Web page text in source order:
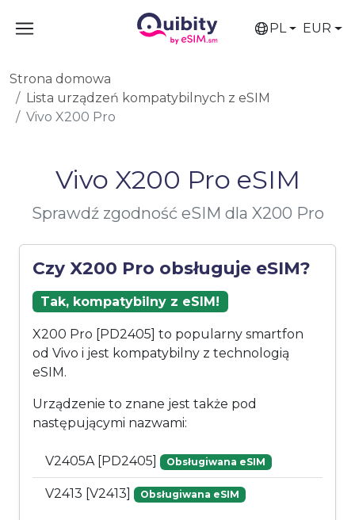
PL EUR
Strona domowa
Lista urządzeń kompatybilnych z eSIM
Vivo X200 Pro
Vivo X200 Pro eSIM
Sprawdź zgodność eSIM dla X200 Pro
Czy X200 Pro obsługuje eSIM?
Tak, kompatybilny z eSIM!
X200 Pro [PD2405] to popularny smartfon
od Vivo i jest kompatybilny z technologią
eSIM.
Urządzenie to znane jest także pod
następującymi nazwami:
V2405A [PD2405] Obsługiwana eSIM
V2413 [V2413] Obsługiwana eSIM